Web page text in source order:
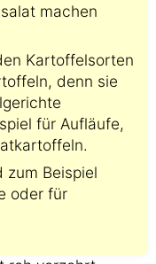
machen
Kartoffelsorten
denn sie
für Aufläufe,
zum Beispiel
oder für